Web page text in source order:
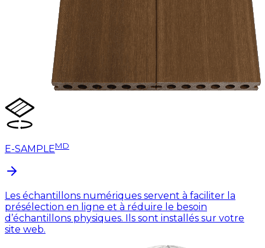
E-SAMPLEMD
Les échantillons numériques servent à faciliter la
présélection en ligne et à réduire le besoin
d’échantillons physiques. Ils sont installés sur votre
site web.